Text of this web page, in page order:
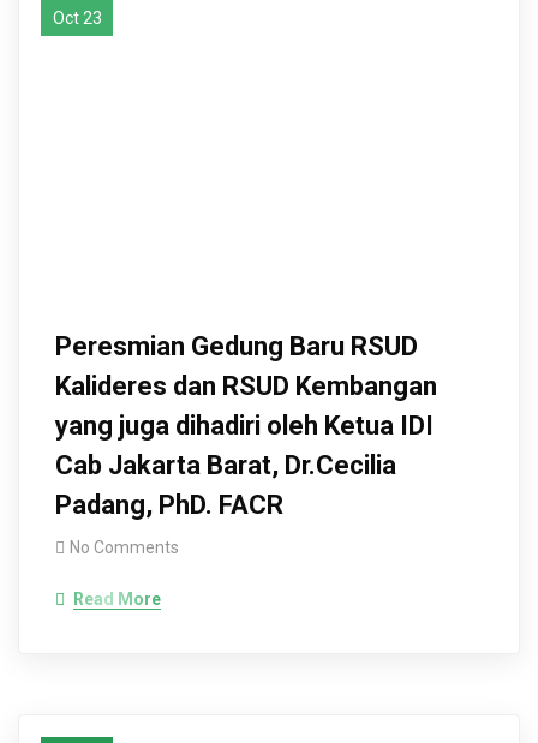
Oct 23
Peresmian Gedung Baru RSUD
Kalideres dan RSUD Kembangan
yang juga dihadiri oleh Ketua IDI
Cab Jakarta Barat, Dr.Cecilia
Padang, PhD. FACR
No Comments
Read More